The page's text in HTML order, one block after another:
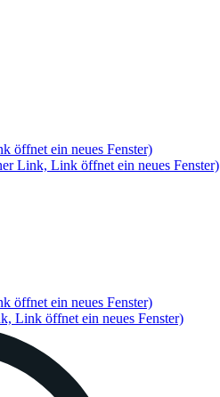
öffnet ein neues Fenster)
Link, Link öffnet ein neues Fenster)
öffnet ein neues Fenster)
Link öffnet ein neues Fenster)